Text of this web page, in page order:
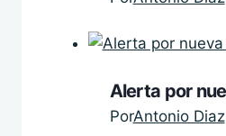
Alerta por
PorAntonio Diaz